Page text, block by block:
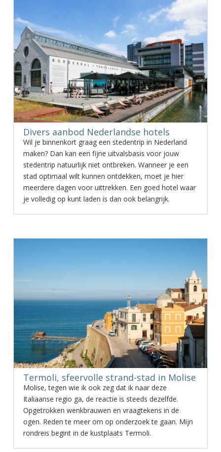
Divers aanbod Nederlandse hotels
Wil je binnenkort graag een stedentrip in Nederland
maken? Dan kan een fijne uitvalsbasis voor jouw
stedentrip natuurlijk niet ontbreken. Wanneer je een
stad optimaal wilt kunnen ontdekken, moet je hier
meerdere dagen voor uittrekken. Een goed hotel waar
je volledig op kunt laden is dan ook belangrijk.
Termoli, sfeervolle strand-stad in Molise
Molise, tegen wie ik ook zeg dat ik naar deze
Italiaanse regio ga, de reactie is steeds dezelfde.
Opgetrokken wenkbrauwen en vraagtekens in de
ogen. Reden te meer om op onderzoek te gaan. Mijn
rondreis begint in de kustplaats Termoli.